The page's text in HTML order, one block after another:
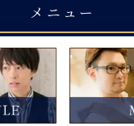
メニュー